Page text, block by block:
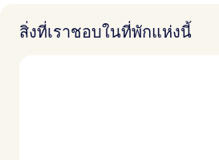
า
ง
สิ่งที่เราชอบในที่พักแห่งนี้